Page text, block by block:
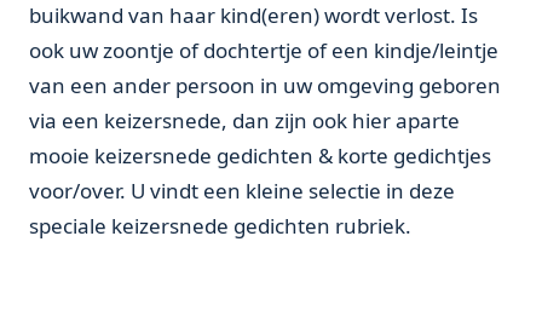
buikwand van haar kind(eren) wordt verlost. Is
ook uw zoontje of dochtertje of een kindje/leintje
van een ander persoon in uw omgeving geboren
via een keizersnede, dan zijn ook hier aparte
mooie keizersnede gedichten & korte gedichtjes
voor/over. U vindt een kleine selectie in deze
speciale keizersnede gedichten rubriek.